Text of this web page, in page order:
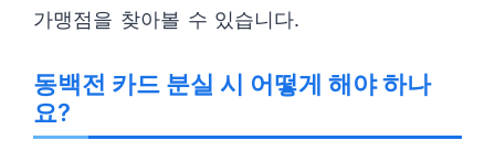
가맹점을 찾아볼 수 있습니다.
동백전 카드 분실 시 어떻게 해야 하나
요?